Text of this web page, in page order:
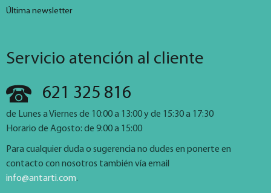
Última newsletter
Servicio atención al cliente
621 325 816
de Lunes a Viernes de 10:00 a 13:00 y de 15:30 a 17:30
Horario de Agosto: de 9:00 a 15:00
Para cualquier duda o sugerencia no dudes en ponerte en
contacto con nosotros también vía email
info@antarti.com.